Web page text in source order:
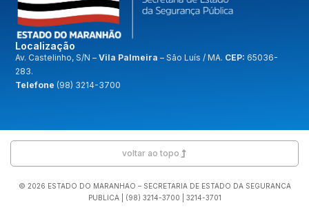
Localização
Av. Castelinho, S/N –Vila Palmeira– São Luís / MA. CEP: 65036-
283.
Telefone (98) 3214-3700
© 2026 ESTADO DO MARANHAO – SECRETARIA DE ESTADO DA SEGURANCA
PUBLICA | (98) 3214-3700 | 3214-3701
voltar ao topo